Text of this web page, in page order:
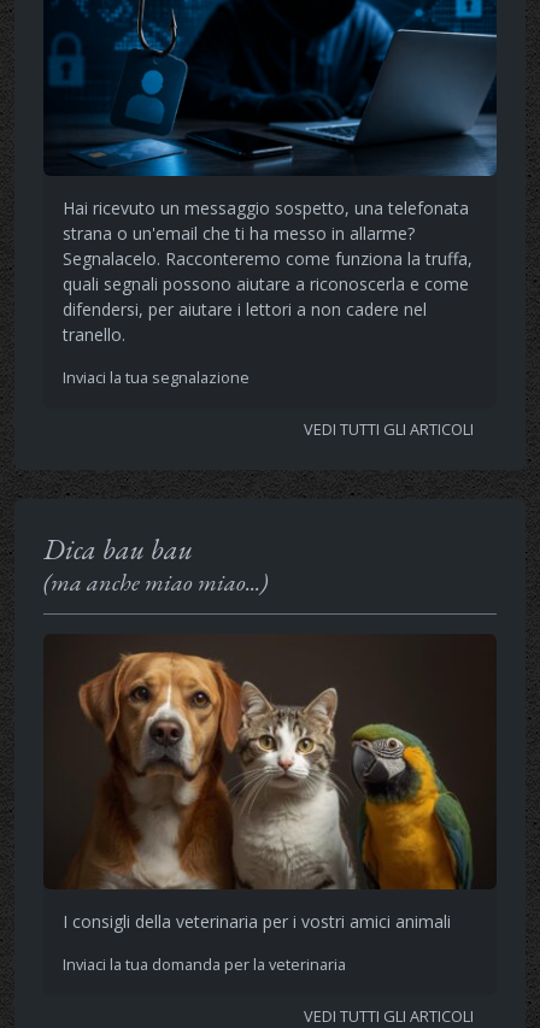
Hai ricevuto un messaggio sospetto, una telefonata
strana o un'email che ti ha messo in allarme?
Segnalacelo. Racconteremo come funziona la truffa,
quali segnali possono aiutare a riconoscerla e come
difendersi, per aiutare i lettori a non cadere nel
tranello.
Inviaci la tua segnalazione
VEDI TUTTI GLI ARTICOLI
Dica bau bau
(ma anche miao miao...)
I consigli della veterinaria per i vostri amici animali
Inviaci la tua domanda per la veterinaria
VEDI TUTTI GLI ARTICOLI